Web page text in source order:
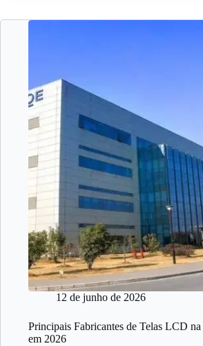
12 de junho de 2026
Principais Fabricantes de Telas LCD
em 2026